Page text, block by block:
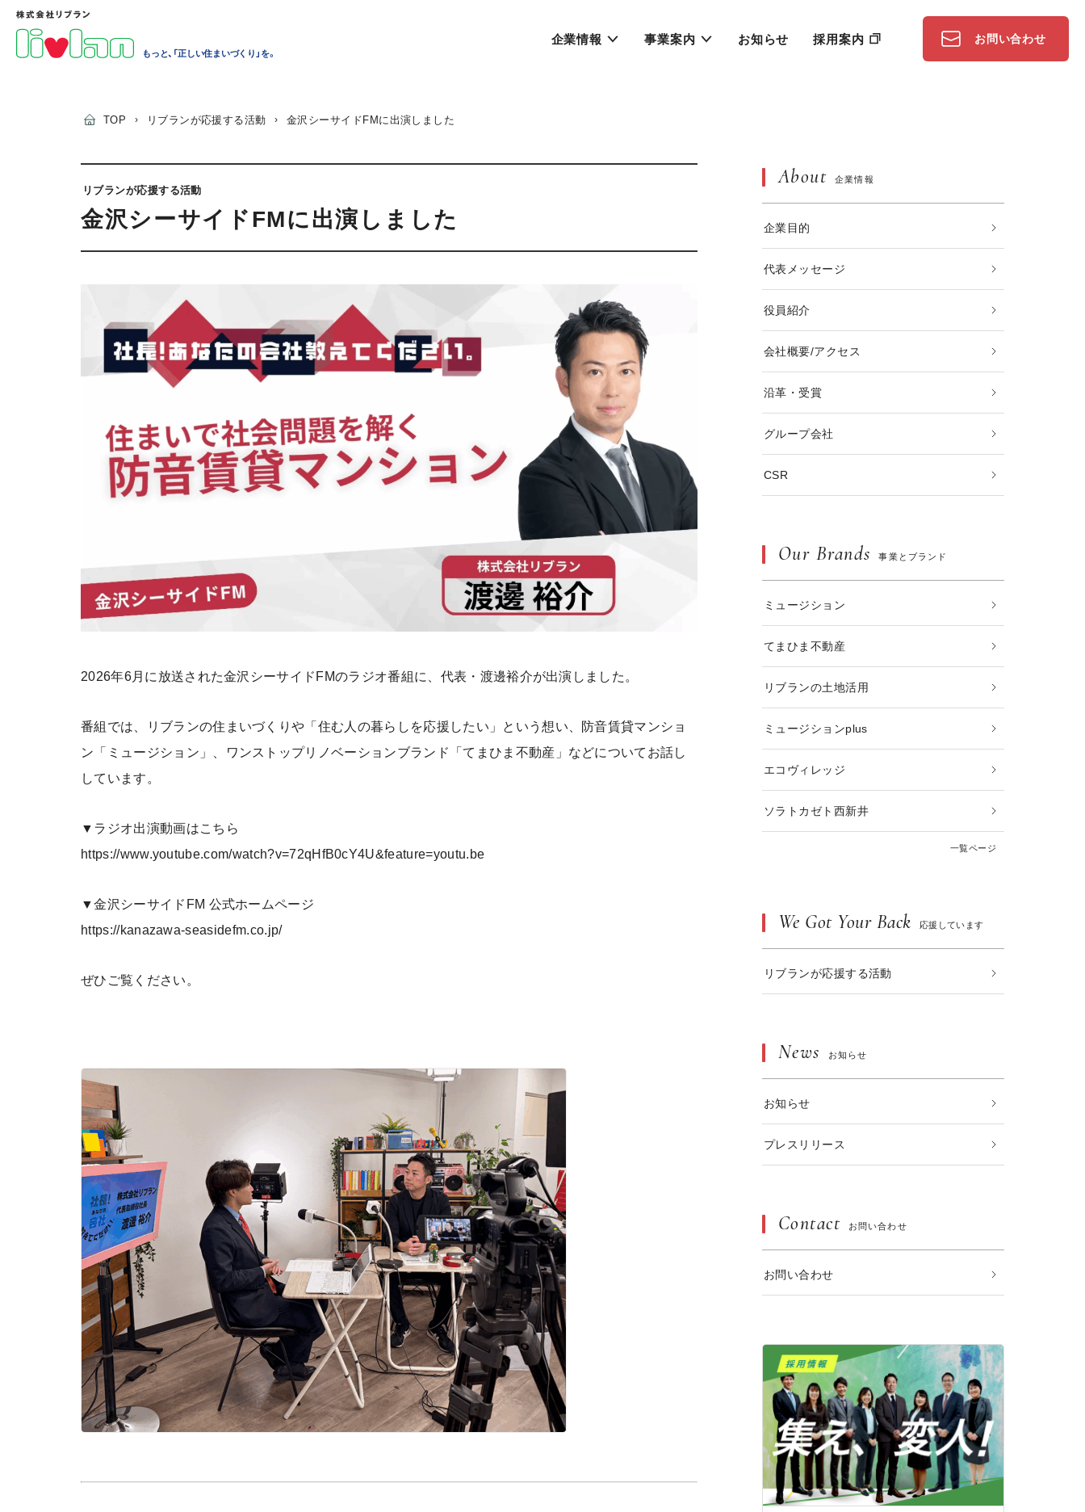
もっと、「正しい住まいづくり」を。
企業情報 事業案内 お知らせ 採用案内 お問い合わせ
TOP › リブランが応援する活動 › 金沢シーサイドFMに出演しました
リブランが応援する活動
金沢シーサイドFMに出演しました
2026年6月に放送された金沢シーサイドFMのラジオ番組に、代表・渡邊裕介が出演しました。
番組では、リブランの住まいづくりや「住む人の暮らしを応援したい」という想い、防音賃貸マンショ
ン「ミュージション」、ワンストップリノベーションブランド「てまひま不動産」などについてお話し
しています。
▼ラジオ出演動画はこちら
https://www.youtube.com/watch?v=72qHfB0cY4U&feature=youtu.be
▼金沢シーサイドFM 公式ホームページ
https://kanazawa-seasidefm.co.jp/
ぜひご覧ください。
About 企業情報
企業目的
代表メッセージ
役員紹介
会社概要/アクセス
沿革・受賞
グループ会社
CSR
Our Brands 事業とブランド
ミュージション
てまひま不動産
リブランの土地活用
ミュージションplus
エコヴィレッジ
ソラトカゼト西新井
一覧ページ
We Got Your Back 応援しています
リブランが応援する活動
News お知らせ
お知らせ
プレスリリース
Contact お問い合わせ
お問い合わせ